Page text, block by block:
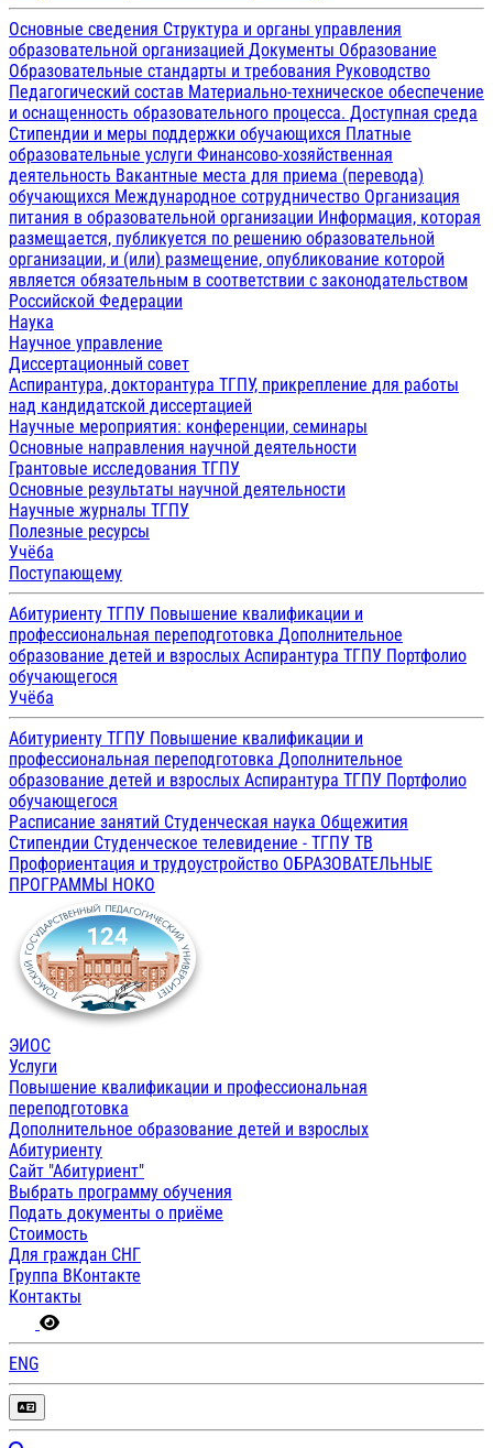
Основные сведения Структура и органы управления
образовательной организацией Документы Образование
Образовательные стандарты и требования Руководство
Педагогический состав Материально-техническое обеспечение
и оснащенность образовательного процесса. Доступная среда
Стипендии и меры поддержки обучающихся Платные
образовательные услуги Финансово-хозяйственная
деятельность Вакантные места для приема (перевода)
обучающихся Международное сотрудничество Организация
питания в образовательной организации Информация, которая
размещается, публикуется по решению образовательной
организации, и (или) размещение, опубликование которой
является обязательным в соответствии с законодательством
Российской Федерации
Наука
Научное управление
Диссертационный совет
Аспирантура, докторантура ТГПУ, прикрепление для работы
над кандидатской диссертацией
Научные мероприятия: конференции, семинары
Основные направления научной деятельности
Грантовые исследования ТГПУ
Основные результаты научной деятельности
Научные журналы ТГПУ
Полезные ресурсы
Учёба
Поступающему
Абитуриенту ТГПУ Повышение квалификации и
профессиональная переподготовка Дополнительное
образование детей и взрослых Аспирантура ТГПУ Портфолио
обучающегося
Учёба
Абитуриенту ТГПУ Повышение квалификации и
профессиональная переподготовка Дополнительное
образование детей и взрослых Аспирантура ТГПУ Портфолио
обучающегося
Расписание занятий Студенческая наука Общежития
Стипендии Студенческое телевидение - ТГПУ ТВ
Профориентация и трудоустройство ОБРАЗОВАТЕЛЬНЫЕ
ПРОГРАММЫ НОКО
ЭИОС
Услуги
Повышение квалификации и профессиональная
переподготовка
Дополнительное образование детей и взрослых
Абитуриенту
Сайт "Абитуриент"
Выбрать программу обучения
Подать документы о приёме
Стоимость
Для граждан СНГ
Группа ВКонтакте
Контакты
ENG